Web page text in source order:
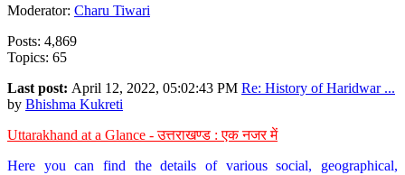
Moderator: Charu Tiwari
Posts: 4,869
Topics: 65
Last post: April 12, 2022, 05:02:43 PM Re: History of Haridwar ...
by Bhishma Kukreti
Uttarakhand at a Glance - उत्तराखण्ड : एक नजर में
Here you can find the details of various social, geographical,